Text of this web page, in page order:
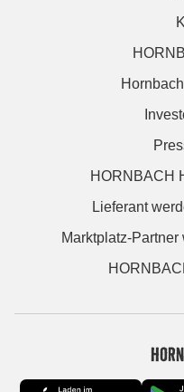
HORNBACH
Lieferant
Marktplatz-